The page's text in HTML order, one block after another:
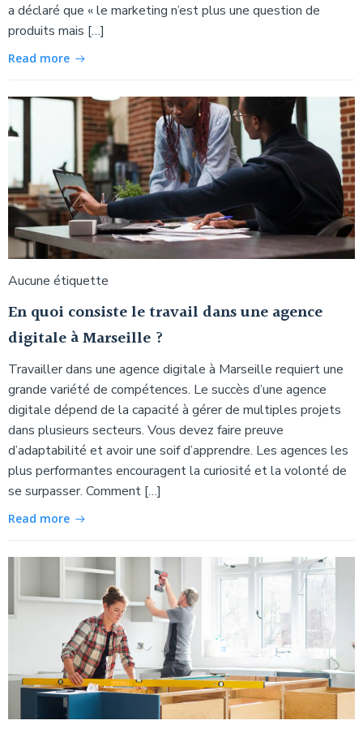
a déclaré que « le marketing n’est plus une question de
produits mais […]
Read more
Aucune étiquette
En quoi consiste le travail dans une agence
digitale à Marseille ?
Travailler dans une agence digitale à Marseille requiert une
grande variété de compétences. Le succès d’une agence
digitale dépend de la capacité à gérer de multiples projets
dans plusieurs secteurs. Vous devez faire preuve
d’adaptabilité et avoir une soif d’apprendre. Les agences les
plus performantes encouragent la curiosité et la volonté de
se surpasser. Comment […]
Read more